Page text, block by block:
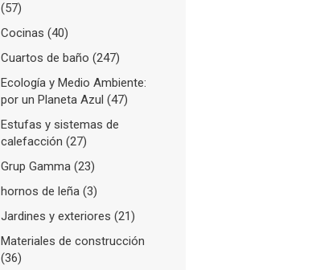
(57)
Cocinas (40)
Cuartos de baño (247)
Ecología y Medio Ambiente:
por un Planeta Azul (47)
Estufas y sistemas de
calefacción (27)
Grup Gamma (23)
hornos de leña (3)
Jardines y exteriores (21)
Materiales de construcción
(36)